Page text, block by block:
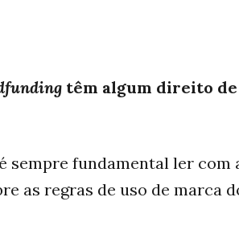
têm algum direito
sempre fundamental ler
as regras de uso de marca